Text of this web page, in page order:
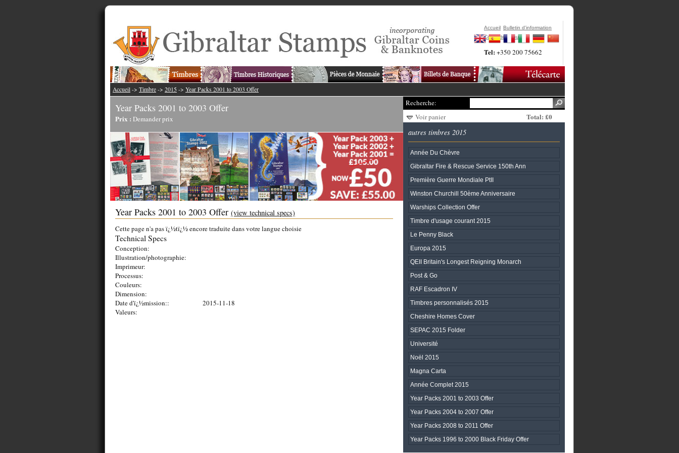
Accueil Bulletin d'information
Contactez-Nous
Tel:+350 200 75662
Accueil -> Timbre -> 2015 -> Year Packs 2001 to 2003 Offer
Year Packs 2001 to 2003 Offer
Prix : Demander prix
Year Packs 2001 to 2003 Offer (view technical specs)
Cette page n'a pas ï¿½tï¿½ encore traduite dans votre langue choisie
Technical Specs
Conception:
Illustration/photographie:
Imprimeur:
Processus:
Couleurs:
Dimension:
Date d'ï¿½mission::
2015-11-18
Valeurs:
Recherche:
Voir panier
Total: £0
autres timbres 2015
Année Du Chèvre
Gibraltar Fire & Rescue Service 150th Ann
Première Guerre Mondiale PtII
Winston Churchill 50ème Anniversaire
Warships Collection Offer
Timbre d'usage courant 2015
Le Penny Black
Europa 2015
QEII Britain's Longest Reigning Monarch
Post & Go
RAF Escadron IV
Timbres personnalisés 2015
Cheshire Homes Cover
SEPAC 2015 Folder
Université
Noël 2015
Magna Carta
Année Complet 2015
Year Packs 2001 to 2003 Offer
Year Packs 2004 to 2007 Offer
Year Packs 2008 to 2011 Offer
Year Packs 1996 to 2000 Black Friday Offer